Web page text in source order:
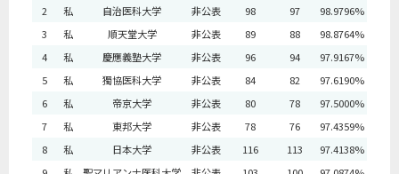
2
私 自治医科大学 非公表 98 97
98.9796%
3
私 順天堂大学 非公表 89 88
98.8764%
4
私 慶應義塾大学 非公表 96 94
97.9167%
5
私 獨協医科大学 非公表 84 82
97.6190%
6
私 帝京大学 非公表 80 78
97.5000%
7
私 東邦大学 非公表 78 76
97.4359%
8
私 日本大学 非公表 116 113
97.4138%